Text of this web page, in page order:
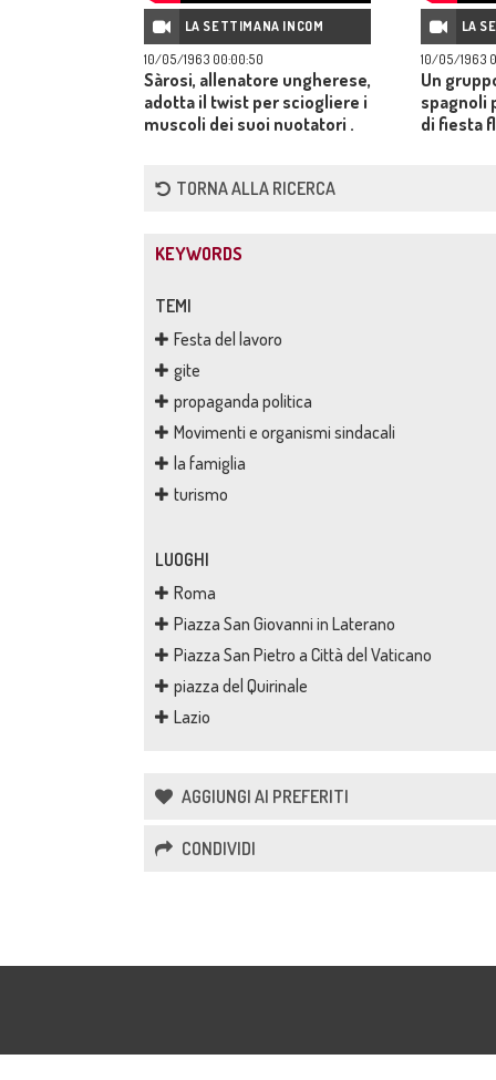
LA SETTIMANA INCOM
10/05/1963 00:00:50
Sàrosi, allenatore ungherese,
adotta il twist per sciogliere i
muscoli dei suoi nuotatori .
LA
10/05/1963
Un
spagnoli
di fiesta
TORNA ALLA RICERCA
KEYWORDS
TEMI
Festa del lavoro
gite
propaganda politica
Movimenti e organismi sindacali
la famiglia
turismo
LUOGHI
Roma
Piazza San Giovanni in Laterano
Piazza San Pietro a Città del Vaticano
piazza del Quirinale
Lazio
AGGIUNGI AI PREFERITI
CONDIVIDI